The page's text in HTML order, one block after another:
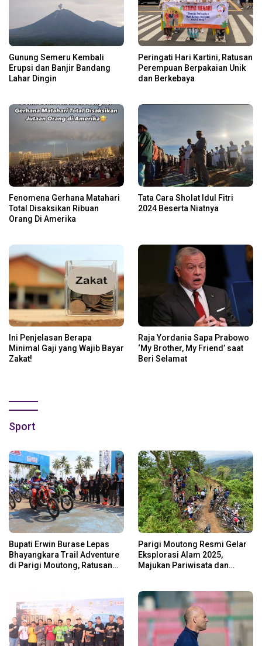
Gunung Semeru Kembali
Erupsi dan Banjir Bandang
Lahar Dingin
Peringati Hari Kartini, Ratusan
Perempuan Berpakaian Unik
dan Berkebaya
Fenomena Gerhana Matahari
Total Disaksikan Ribuan
Orang Di Amerika
Tata Cara Sholat Idul Fitri
2024 Beserta Niatnya
Ini Penjelasan Berapa
Minimal Gaji yang Wajib Bayar
Zakat!
Raja Yordania Sapa Prabowo
‘My Brother, My Friend’ saat
Beri Selamat
Sport
Bupati Erwin Burase Lepas
Bhayangkara Trail Adventure
di Parigi Moutong, Ratusan
Parigi Moutong Resmi Gelar
Eksplorasi Alam 2025,
Majukan Pariwisata dan